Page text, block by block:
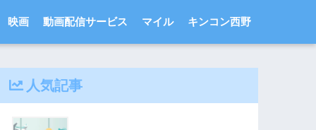
映画 動画配信サービス マイル キンコン西野
人気記事